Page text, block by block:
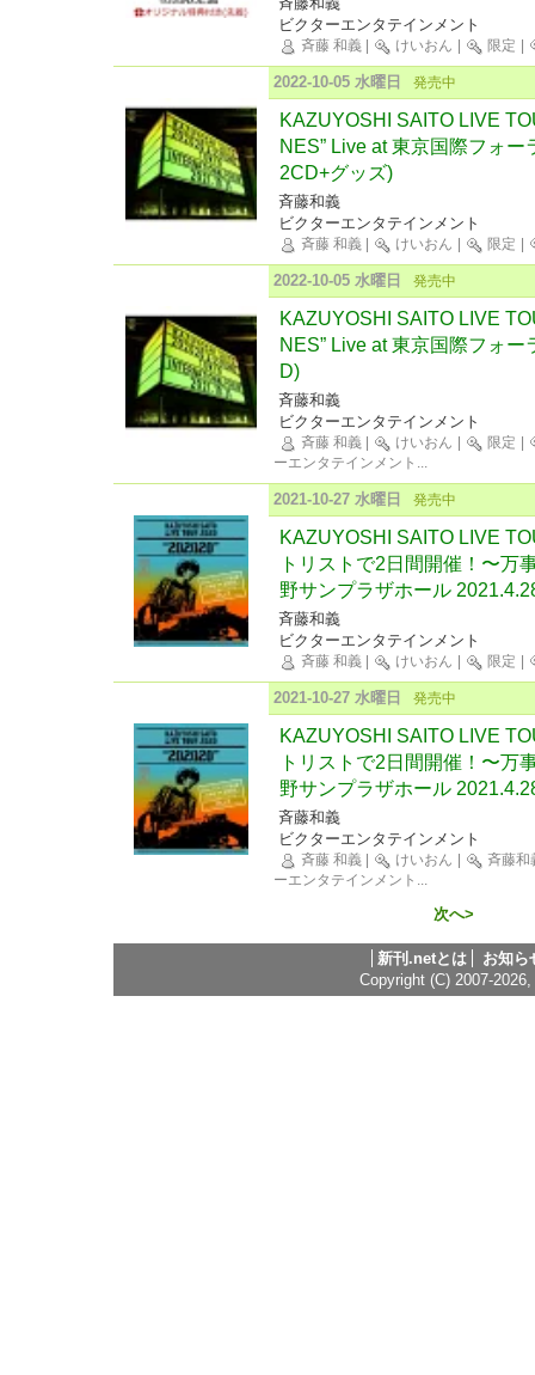
ビクターエンタテインメント
斉藤 和義 けいおん 限定
2022-10-05 水曜日 発売中
KAZUYOSHI SAITO LIVE
NES” Live at 東京国際フォ
2CD+グッズ)
斉藤和義
ビクターエンタテインメント
斉藤 和義 けいおん 限定
2022-10-05 水曜日 発売中
KAZUYOSHI SAITO LIVE
NES” Live at 東京国際フォ
D)
斉藤和義
ビクターエンタテインメント
斉藤 和義 けいおん 限定
ーエンタテインメント ...
2021-10-27 水曜日 発売中
KAZUYOSHI SAITO LIVE
トリストで2日間開催！〜万
野サンプラザホール
斉藤和義
ビクターエンタテインメント
斉藤 和義 けいおん 限定
2021-10-27 水曜日 発売中
KAZUYOSHI SAITO LIVE
トリストで2日間開催！〜万
野サンプラザホール
斉藤和義
ビクターエンタテインメント
斉藤 和義 けいおん
斉藤和
ーエンタテインメント ...
次へ>
新刊.netとは
お知ら
Copyright (C) 2007-2026,